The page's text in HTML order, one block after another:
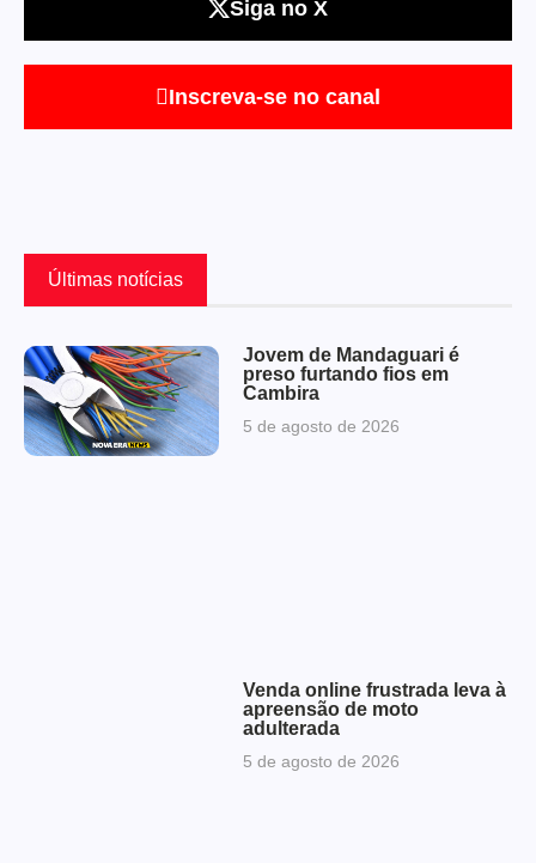
Siga no X
Inscreva-se no canal
Últimas notícias
Jovem de Mandaguari é
preso furtando fios em
Cambira
5 de agosto de 2026
Venda online frustrada leva à
apreensão de moto
adulterada
5 de agosto de 2026